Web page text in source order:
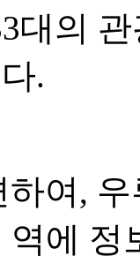
대의
.
여,
역에